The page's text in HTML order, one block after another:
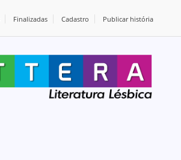
Finalizadas Cadastro Publicar história